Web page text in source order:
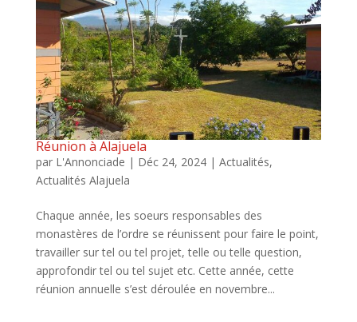
Réunion à Alajuela
par L'Annonciade | Déc 24, 2024| Actualités,
Actualités Alajuela
Chaque année, les soeurs responsables des
monastères de l’ordre se réunissent pour faire le point,
travailler sur tel ou tel projet, telle ou telle question,
approfondir tel ou tel sujet etc. Cette année, cette
réunion annuelle s’est déroulée en novembre...